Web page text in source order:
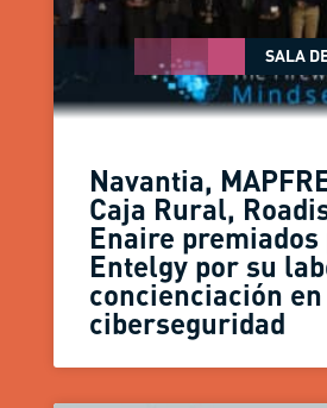
SALA
Navantia,
Caja Rural,
Enaire premiados
Entelgy por su
concienciación en
ciberseguridad